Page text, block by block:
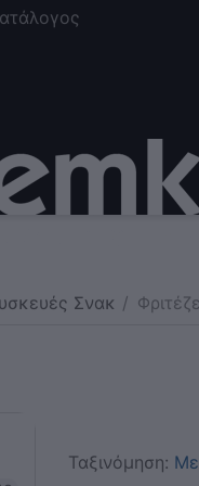
Σνακ /
Ταξινόμηση: Με